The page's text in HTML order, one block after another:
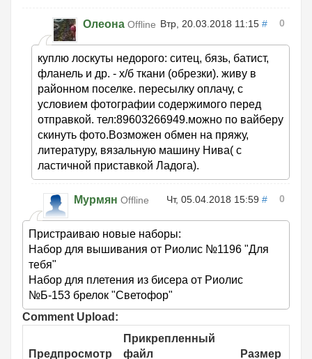
Олеона Offline Втр, 20.03.2018 11:15 # 0
куплю лоскуты недорого: ситец, бязь, батист,
фланель и др. - х/б ткани (обрезки). живу в
районном поселке. пересылку оплачу, с
условием фотографии содержимого перед
отправкой. тел:89603266949.можно по вайберу
скинуть фото.Возможен обмен на пряжу,
литературу, вязальную машину Нива( с
ластичной приставкой Ладога).
Мурмян Offline Чт, 05.04.2018 15:59 # 0
Пристраиваю новые наборы:
Набор для вышивания от Риолис №1196 "Для
тебя"
Набор для плетения из бисера от Риолис
№Б-153 брелок "Светофор"
Comment Upload:
Предпросмотр
Прикрепленный
файл
Размер